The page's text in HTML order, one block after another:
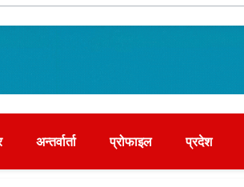
अन्तर्वार्ता प्रोफाइल प्रदेश